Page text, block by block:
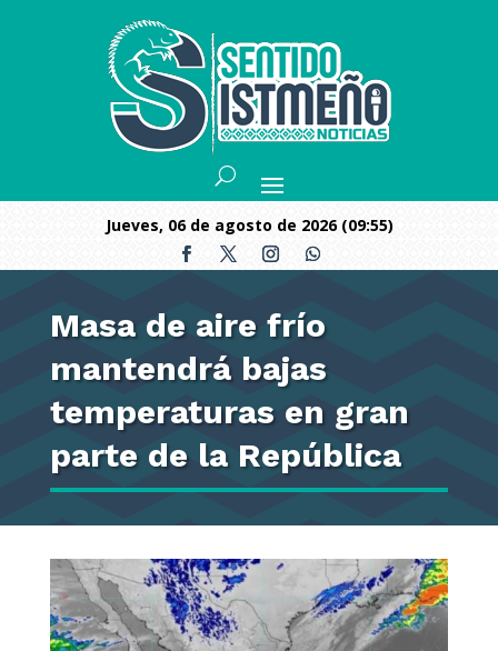
jueves, 06 de agosto de 2026 (09:55)
Masa de aire frío
mantendrá bajas
temperaturas en gran
parte de la República